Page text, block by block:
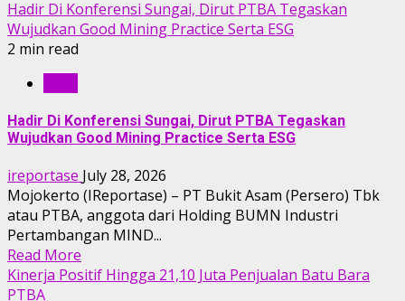
Hadir Di Konferensi Sungai, Dirut PTBA Tegaskan
Wujudkan Good Mining Practice Serta ESG
2 min read
Hadir Di Konferensi Sungai, Dirut PTBA Tegaskan
Wujudkan Good Mining Practice Serta ESG
ireportase July 28, 2026
Mojokerto (IReportase) – PT Bukit Asam (Persero) Tbk
atau PTBA, anggota dari Holding BUMN Industri
Pertambangan MIND...
Read More
Kinerja Positif Hingga 21,10 Juta Penjualan Batu Bara
PTBA